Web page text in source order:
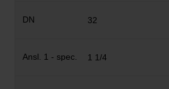
32
1 1/4